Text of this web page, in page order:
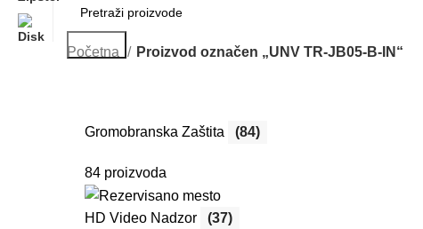
Search
Početna Proizvod označen „UNV TR-JB05-B-IN“
Gromobranska Zaštita (84)
84 proizvoda
HD Video Nadzor (37)